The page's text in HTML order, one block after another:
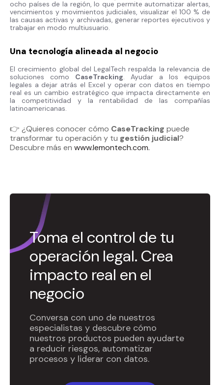
ocho países de la región, lo que permite automatizar alertas,
vencimientos y movimientos judiciales, visualizar el 100 % de
las causas activas y archivadas, generar reportes ejecutivos y
trabajar en modo multiusuario.
Una tecnología alineada al negocio
El crecimiento global del LegalTech respalda la relevancia de
soluciones como CaseTracking. Ayudar a los equipos
legales a dejar atrás el Excel y operar con datos en tiempo
real es un cambio estratégico que impacta directamente en
la competitividad y la rentabilidad de las compañías
latinoamericanas.
👉 ¿Quieres conocer cómo CaseTracking puede
transformar tu operación y tu gestión judicial?
Descubre más en www.lemontech.com.
Toma el control de tu
operación legal. Crea
impacto real en el
negocio
Conversa con uno de nuestros
especialistas y descubre cómo
nuestros productos pueden ayudarte
a reducir riesgos, automatizar
procesos y liderar con datos.